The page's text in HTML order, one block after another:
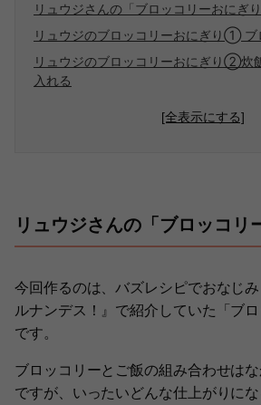
リュウジさんの「ブロッコリーおにぎり
リュウジのブロッコリーおにぎり➀ ブ
リュウジのブロッコリーおにぎり②炊
入れる
[全表示にする]
リュウジさんの「ブロッコリ
今回作るのは、バズレシピでおなじ
ルナンデス！』で紹介していた「ブロ
です。
ブロッコリーとご飯の組み合わせは
ですが、いったいどんな仕上がりに